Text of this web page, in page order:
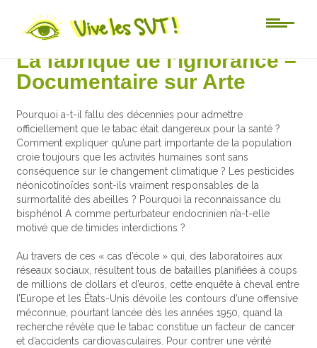
Actu-sciences
La fabrique de l’ignorance –
Documentaire sur Arte
Pourquoi a-t-il fallu des décennies pour admettre
officiellement que le tabac était dangereux pour la santé ?
Comment expliquer qu’une part importante de la population
croie toujours que les activités humaines sont sans
conséquence sur le changement climatique ? Les pesticides
néonicotinoïdes sont-ils vraiment responsables de la
surmortalité des abeilles ? Pourquoi la reconnaissance du
bisphénol A comme perturbateur endocrinien n’a-t-elle
motivé que de timides interdictions ?
Au travers de ces « cas d’école » qui, des laboratoires aux
réseaux sociaux, résultent tous de batailles planifiées à coups
de millions de dollars et d’euros, cette enquête à cheval entre
l’Europe et les États-Unis dévoile les contours d’une offensive
méconnue, pourtant lancée dès les années 1950, quand la
recherche révèle que le tabac constitue un facteur de cancer
et d’accidents cardiovasculaires. Pour contrer une vérité